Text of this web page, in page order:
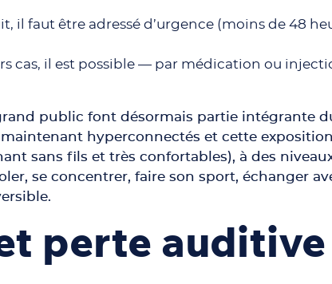
il faut être adressé d’urgence (moins de 48
cas, il est possible — par médication ou
public font désormais partie intégrante
hyperconnectés et cette
sans fils et très confortables), à des
se concentrer, faire son sport, échanger
perte auditive